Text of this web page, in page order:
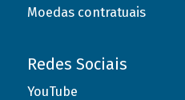
Moedas contratuais
Redes Sociais
YouTube